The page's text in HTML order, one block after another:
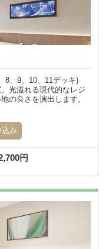
8、9、10、11デッキ)
光溢れる現代的なレジ
の良さを演出します。
込み
円